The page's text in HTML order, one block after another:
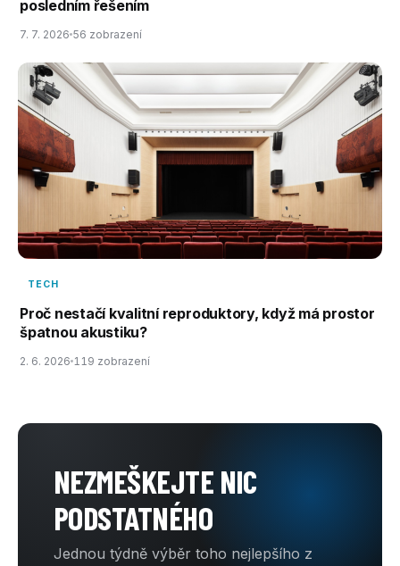
posledním řešením
7. 7. 2026 56 zobrazení
TECH
Proč nestačí kvalitní reproduktory, když má prostor
špatnou akustiku?
2. 6. 2026 119 zobrazení
NEZMEŠKEJTE NIC
PODSTATNÉHO
Jednou týdně výběr toho nejlepšího z